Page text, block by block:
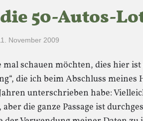
50-Autos-
November 2009
mal schauen möchten, dies hier ist
die ich beim Abschluss meines
unterschrieben habe:
die ganze Passage ist